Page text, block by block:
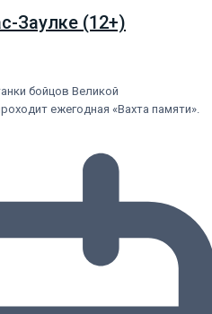
Заулке (12+)
бойцов Великой
ежегодная «Вахта памяти».